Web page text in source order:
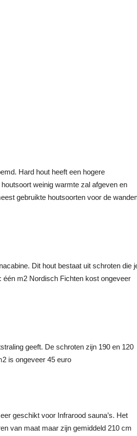
Hard hout heeft een hogere
weinig warmte zal afgeven en
gebruikte houtsoorten voor de
Dit hout bestaat uit schroten die
één m2 Nordisch Fichten kost ongeveer
geeft. De schroten zijn 190 en 120
is ongeveer 45 euro
geschikt voor Infrarood sauna’s. Het
van maat maar zijn gemiddeld 210 cm